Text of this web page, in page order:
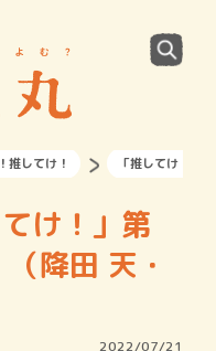
推してけ！ 「推してけ！
け！」第
降田 天・
2022/07/21